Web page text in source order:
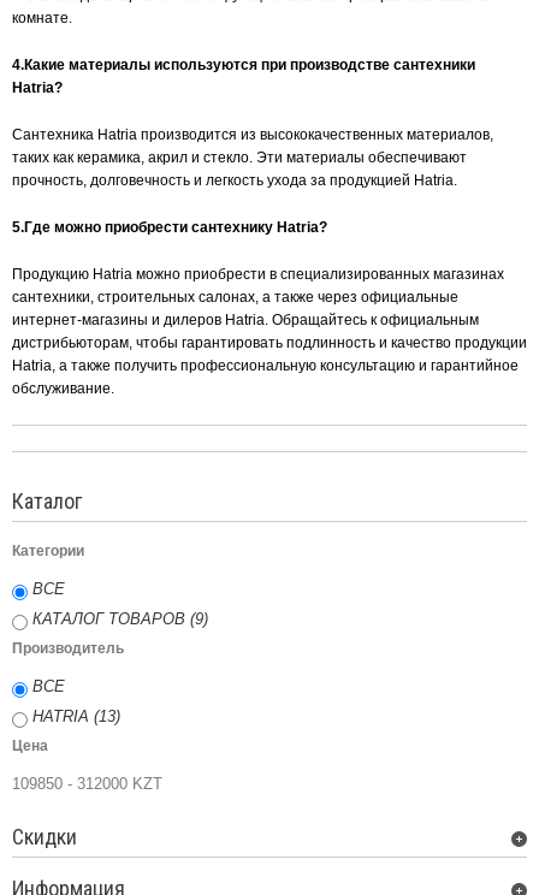
комнате.
4.Какие материалы используются при производстве сантехники
Hatria?
Сантехника Hatria производится из высококачественных материалов,
таких как керамика, акрил и стекло. Эти материалы обеспечивают
прочность, долговечность и легкость ухода за продукцией Hatria.
5.Где можно приобрести сантехнику Hatria?
Продукцию Hatria можно приобрести в специализированных магазинах
сантехники, строительных салонах, а также через официальные
интернет-магазины и дилеров Hatria. Обращайтесь к официальным
дистрибьюторам, чтобы гарантировать подлинность и качество продукции
Hatria, а также получить профессиональную консультацию и гарантийное
обслуживание.
Каталог
Категории
ВСЕ
КАТАЛОГ ТОВАРОВ (9)
Производитель
ВСЕ
HATRIA (13)
Цена
109850 - 312000 KZT
Скидки
Информация